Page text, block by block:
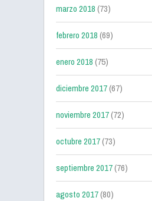
marzo 2018(73)
febrero 2018(69)
enero 2018(75)
diciembre 2017(67)
noviembre 2017(72)
octubre 2017(73)
septiembre 2017(76)
agosto 2017(80)